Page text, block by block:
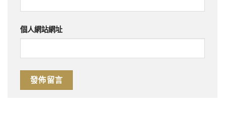
個人網站網址